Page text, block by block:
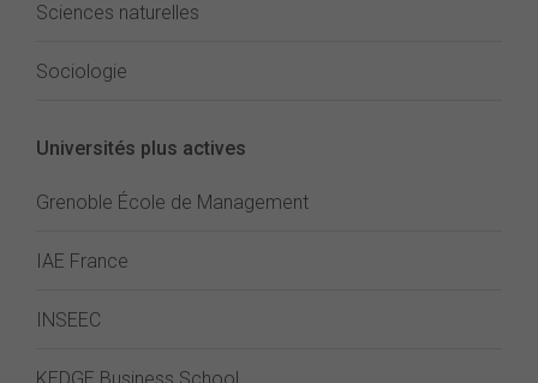
Sciences naturelles
Sociologie
Universités plus actives
Grenoble École de Management
IAE France
INSEEC